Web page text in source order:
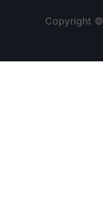
Copyright ©